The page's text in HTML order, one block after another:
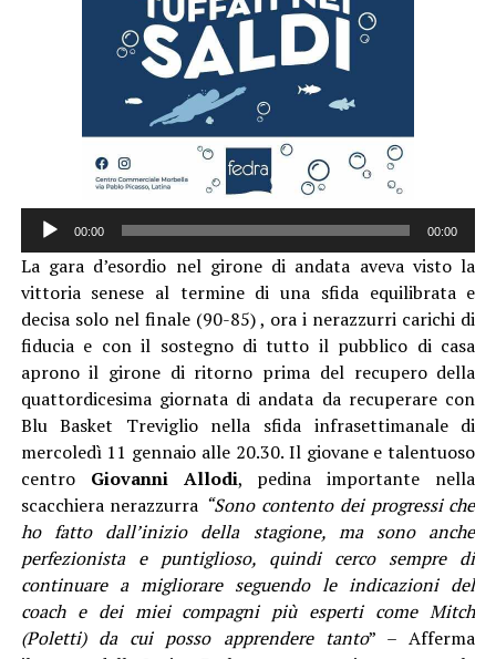
Audio
00:00 00:00
La gara d’esordio nel girone di andata aveva visto la
vittoria senese al termine di una sfida equilibrata e
decisa solo nel finale (90-85) , ora i nerazzurri carichi di
fiducia e con il sostegno di tutto il pubblico di casa
aprono il girone di ritorno prima del recupero della
quattordicesima giornata di andata da recuperare con
Blu Basket Treviglio nella sfida infrasettimanale di
mercoledì 11 gennaio alle 20.30. Il giovane e talentuoso
centro Giovanni Allodi, pedina importante nella
scacchiera nerazzurra “Sono contento dei progressi che
ho fatto dall’inizio della stagione, ma sono anche
perfezionista e puntiglioso, quindi cerco sempre di
continuare a migliorare seguendo le indicazioni del
coach e dei miei compagni più esperti come Mitch
(Poletti) da cui posso apprendere tanto” – Afferma